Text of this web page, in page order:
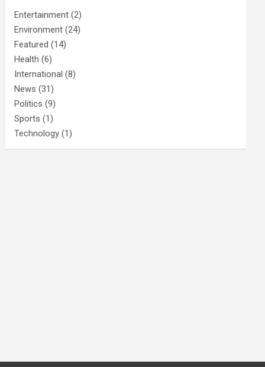
Entertainment (2)
Environment (24)
Featured (14)
Health (6)
International (8)
News (31)
Politics (9)
Sports (1)
Technology (1)